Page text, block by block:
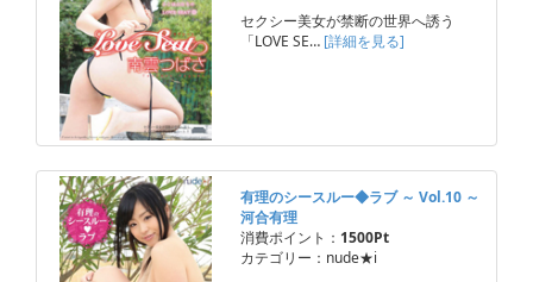
セクシー美女が禁断の世界へ誘う
「LOVE SE… [詳細を見る]
有理のシースルー◆ラブ ～ Vol.10 ～
河合有理
消費ポイント： 1500Pt
カテゴリー：nude★i